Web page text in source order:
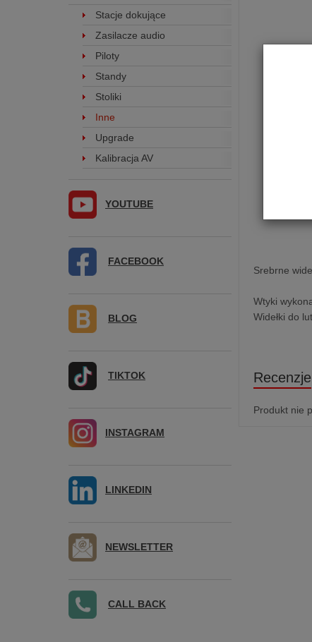
Srebrne
Wtyki
Widełki do
Recenzje
Produkt nie
Stacje dokujące
Zasilacze audio
Piloty
Standy
Stoliki
Inne
Upgrade
Kalibracja AV
YOUTUBE
FACEBOOK
BLOG
TIKTOK
INSTAGRAM
LINKEDIN
NEWSLETTER
CALL BACK